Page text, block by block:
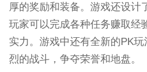
厚的奖励和装备。游戏还设计
玩家可以完成各种任务赚取经
实力。游戏中还有全新的PK
烈的战斗，争夺荣誉和地盘。